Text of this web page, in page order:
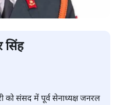
सिंह
को संसद में पूर्व सेनाध्यक्ष जनरल